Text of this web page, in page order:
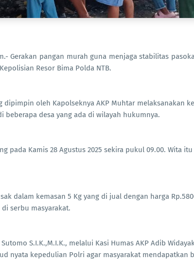
Gerakan pangan murah guna menjaga stabilitas
Resor Bima Polda NTB.
dipimpin oleh Kapolseknya AKP Muhtar melaksanakan
beberapa desa yang ada di wilayah hukumnya.
pada Kamis 28 Agustus 2025 sekira pukul 09.00. Wita
sak dalam kemasan 5 Kg yang di jual dengan harga
serbu masyarakat.
S.I.K.,M.I.K., melalui Kasi Humas AKP Adib
nyata kepedulian Polri agar masyarakat mendapatkan